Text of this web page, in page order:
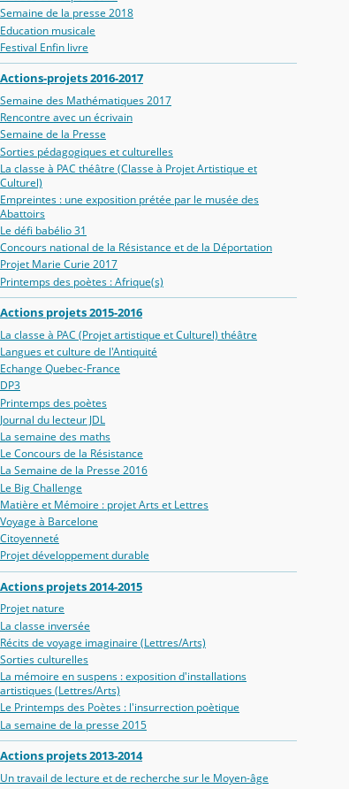
Semaine de la presse 2018
Education musicale
Festival Enfin livre
Actions-projets 2016-2017
Semaine des Mathématiques 2017
Rencontre avec un écrivain
Semaine de la Presse
Sorties pédagogiques et culturelles
La classe à PAC théâtre (Classe à Projet Artistique et
Culturel)
Empreintes : une exposition prétée par le musée des
Abattoirs
Le défi babélio 31
Concours national de la Résistance et de la Déportation
Projet Marie Curie 2017
Printemps des poètes : Afrique(s)
Actions projets 2015-2016
La classe à PAC (Projet artistique et Culturel) théâtre
Langues et culture de l'Antiquité
Echange Quebec-France
DP3
Printemps des poètes
Journal du lecteur JDL
La semaine des maths
Le Concours de la Résistance
La Semaine de la Presse 2016
Le Big Challenge
Matière et Mémoire : projet Arts et Lettres
Voyage à Barcelone
Citoyenneté
Projet développement durable
Actions projets 2014-2015
Projet nature
La classe inversée
Récits de voyage imaginaire (Lettres/Arts)
Sorties culturelles
La mémoire en suspens : exposition d'installations
artistiques (Lettres/Arts)
Le Printemps des Poètes : l'insurrection poètique
La semaine de la presse 2015
Actions projets 2013-2014
Un travail de lecture et de recherche sur le Moyen-âge